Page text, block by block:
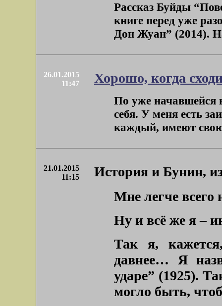
Рассказ Буйды
книге перед уже
Дон Жуан” (2014).
26.01.2015
11:47
Хорошо, когда
По уже начавшейся
себя. У меня есть
каждый, имеют
21.01.2015
11:15
История и Бунин,
Мне легче всего
Ну и всё же я –
Так я,
давнее… Я
ударе” (1925).
могло быть,